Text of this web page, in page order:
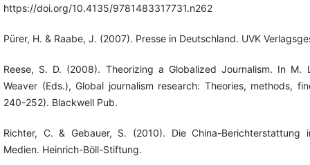
https://doi.org/10.4135/9781483317731.n262
Pürer, H. & Raabe, J. (2007). Presse in Deutschland. UVK
Reese, S. D. (2008). Theorizing a Globalized Journalism. In M.
Weaver (Eds.), Global journalism research: Theories, methods,
240-252). Blackwell Pub.
Richter, C. & Gebauer, S. (2010). Die China-Berichterstattung
Medien. Heinrich-Böll-Stiftung.